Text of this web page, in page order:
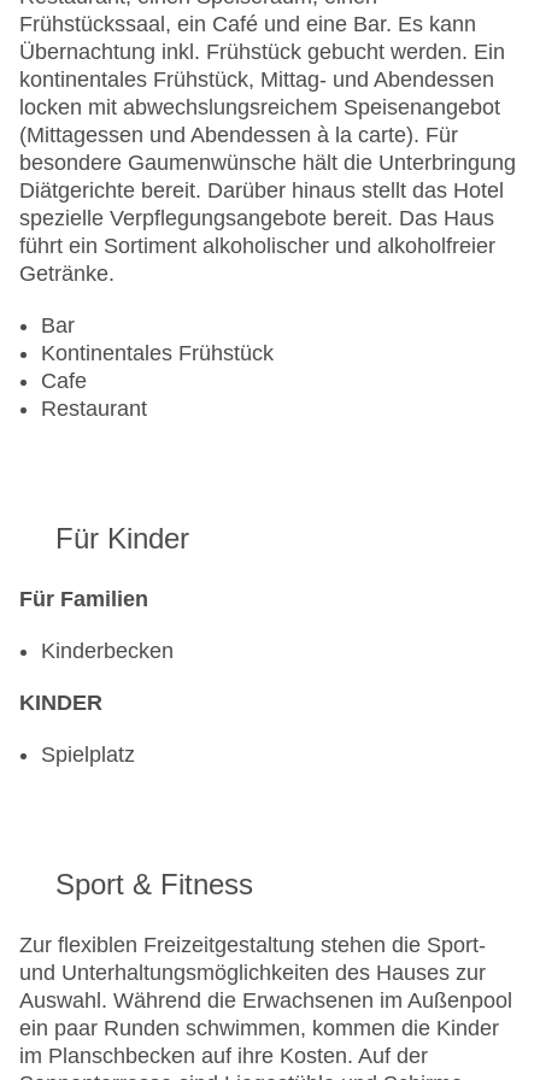
Mastercard, Visa
Landeskategorie: 1 Sterne
Frühstückssaal, ein Café und eine Bar. Es kann
Übernachtung inkl. Frühstück gebucht werden. Ein
kontinentales Frühstück, Mittag- und Abendessen
locken mit abwechslungsreichem Speisenangebot
(Mittagessen und Abendessen à la carte). Für
besondere Gaumenwünsche hält die Unterbringung
Diätgerichte bereit. Darüber hinaus stellt das Hotel
spezielle Verpflegungsangebote bereit. Das Haus
führt ein Sortiment alkoholischer und alkoholfreier
Getränke.
Bar
Kontinentales Frühstück
Cafe
Restaurant
Für Kinder
Für Familien
Kinderbecken
KINDER
Spielplatz
Sport & Fitness
Zur flexiblen Freizeitgestaltung stehen die Sport-
und Unterhaltungsmöglichkeiten des Hauses zur
Auswahl. Während die Erwachsenen im Außenpool
ein paar Runden schwimmen, kommen die Kinder
im Planschbecken auf ihre Kosten. Auf der